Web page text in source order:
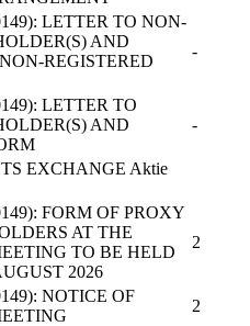
LETTER TO NON-
AND
REGISTERED
-
LETTER TO
AND
-
EXCHANGE Aktie
FORM OF PROXY
AT THE
TO BE HELD
2026
2
NOTICE OF
2